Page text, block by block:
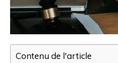
Contenu de l'article